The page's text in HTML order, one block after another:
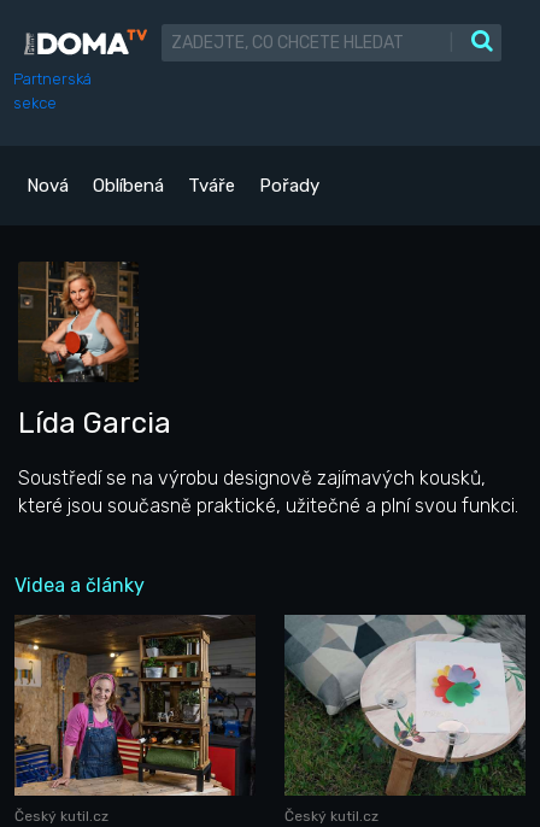
Partnerská
sekce
Nová Oblíbená Tváře Pořady
Lída Garcia
Soustředí se na výrobu designově zajímavých kousků,
které jsou současně praktické, užitečné a plní svou funkci.
Videa a články
Český kutil.cz Český kutil.cz